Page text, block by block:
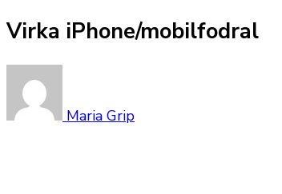
Virka iPhone/mobilfodral
Maria Grip